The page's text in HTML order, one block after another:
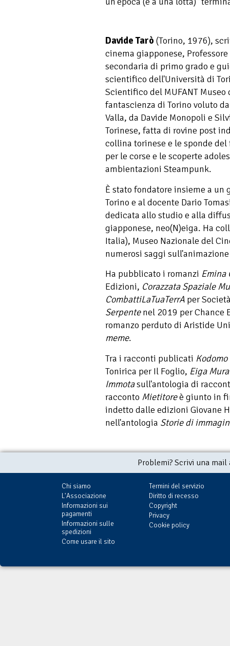
Davide Tarò (Torino, 1976),
cinema giapponese,
secondaria di primo grado e
scientifico dell'Università di
Scientifico del MUFANT
fantascienza di Torino voluto
Valla, da Davide Monopoli e
Torinese, fatta di rovine post
collina torinese e le sponde
per le corse e le scoperte
ambientazioni Steampunk.
È stato fondatore insieme a
Torino e al docente Dario
dedicata allo studio e alla
giapponese, neo(N)eiga. Ha
Italia), Museo Nazionale del
numerosi saggi
Ha pubblicato i romanzi Emina
Edizioni, Corazzata Spaziale
CombattiLaTuaTerrA per
Serpentenel 2019 per Chance
romanzo perduto di Aristide
meme.
Tra i racconti publicati
Tonirica per Il Foglio, Eiga Mura
Immotasull'antologia di
racconto Mietitoreè giunto in
indetto dalle edizioni Giovane
nell'antologia Storie di
Problemi? Scrivi una
Chi siamo
L'Associazione
Informazioni sui
pagamenti
Informazioni sulle
spedizioni
Come usare il sito
Termini del servizio
Diritto di recesso
Copyright
Privacy
Cookie policy